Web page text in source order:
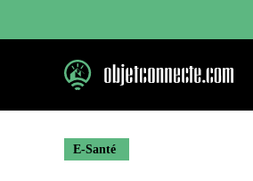
E-Santé